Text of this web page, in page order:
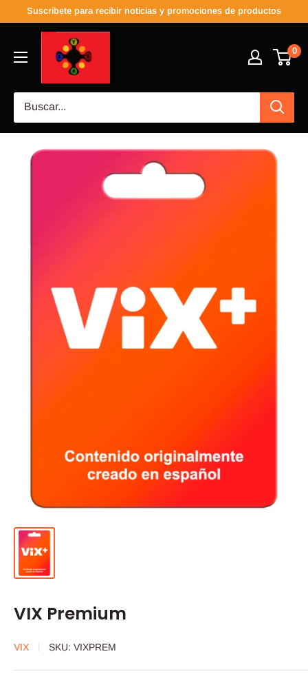
Suscribete para recibir noticias y promociones de productos
0
VIX Premium
VIX SKU: VIXPREM